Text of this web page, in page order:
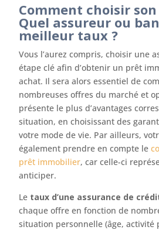
Comment choisir
Quel assureur ou
meilleur taux ?
Vous l’aurez compris, choisir une
étape clé afin d’obtenir un prêt
achat. Il sera alors essentiel de
nombreuses offres du marché et
présente le plus d’avantages
situation, en choisissant des
votre mode de vie. Par ailleurs,
également prendre en compte le
prêt immobilier, car celle-ci
anticiper.
Le taux d’une assurance de
chaque offre en fonction de
situation personnelle (âge, activité